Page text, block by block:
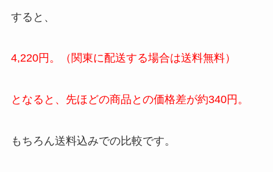
すると、
4,220円。（関東に配送する場合は送料無料）
となると、先ほどの商品との価格差が約340円。
もちろん送料込みでの比較です。